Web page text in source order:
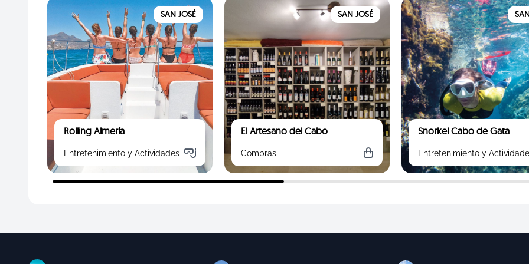
SAN JOSÉ
Rolling Almería
Entretenimiento y Actividades
SAN JOSÉ
El Artesano del Cabo
Compras
Snorkel Cabo de Gata
Entretenimiento y